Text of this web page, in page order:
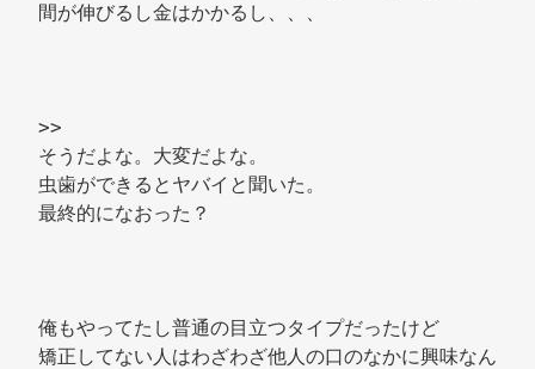
間が伸びるし金はかかるし、、、
>>
そうだよな。大変だよな。
虫歯ができるとヤバイと聞いた。
最終的になおった？
俺もやってたし普通の目立つタイプだったけど
矯正してない人はわざわざ他人の口のなかに興味なん